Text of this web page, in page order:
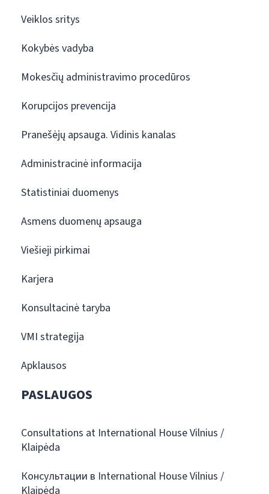
Veiklos sritys
Kokybės vadyba
Mokesčių administravimo procedūros
Korupcijos prevencija
Pranešėjų apsauga. Vidinis kanalas
Administracinė informacija
Statistiniai duomenys
Asmens duomenų apsauga
Viešieji pirkimai
Karjera
Konsultacinė taryba
VMI strategija
Apklausos
PASLAUGOS
Consultations at International House Vilnius /
Klaipėda
Консультации в International House Vilnius /
Klaipėda